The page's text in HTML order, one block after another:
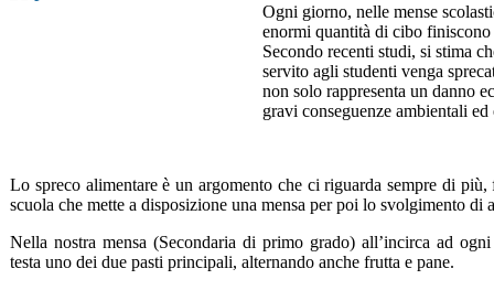
Ogni giorno, nelle mense
enormi quantità di cibo finiscono
Secondo recenti studi, si stima
servito agli studenti venga
non solo rappresenta un danno
gravi conseguenze ambientali ed
Lo spreco alimentare è un argomento che ci riguarda sempre di più,
scuola che mette a disposizione una mensa per poi lo svolgimento di
Nella nostra mensa (Secondaria di primo grado) all’incirca ad
testa uno dei due pasti principali, alternando anche frutta e pane.